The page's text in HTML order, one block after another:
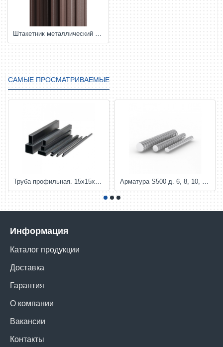
САМЫЕ ПРОСМАТРИВАЕМЫЕ
Труба профильная. 15х15х1,5-2; 20х20х1,5-2; 25х25х1,5-2; 30х20х1,5-2; 40х20х2; 50х25х2; 50х50х3; 60х30х3 и др. Арматура S500 д. 6, 8, 10, 12, 14,16,18, 25, 28 мм и т.д.
Информация
Каталог продукции
Доставка
Гарантия
О компании
Вакансии
Контакты